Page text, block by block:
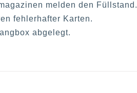
melden den Füllstand.
fehlerhafter Karten.
abgelegt.